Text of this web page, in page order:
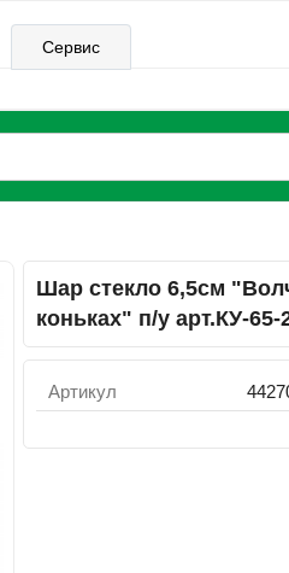
Сервис
Шар стекло 6,5см
коньках" п/у арт.КУ-65-
Артикул